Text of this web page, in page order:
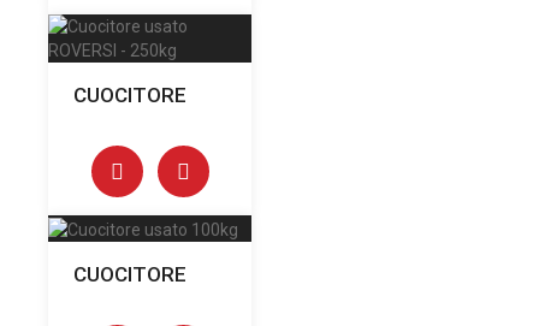
CUOCITORE
CUOCITORE